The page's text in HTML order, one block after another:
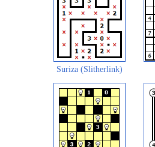
Suriza (Slitherlink)